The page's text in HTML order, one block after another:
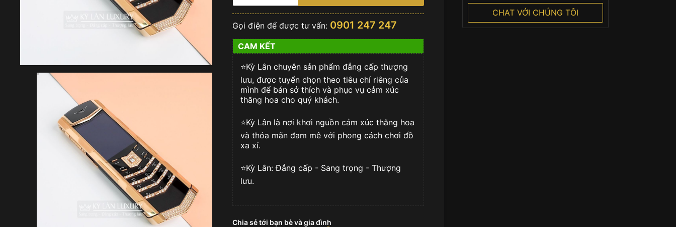
Ziczac
Mix
Diamond
số
Gọi điện để được tư vấn: 0901 247 247
CAM KẾT
⭐️Kỳ Lân chuyên sản phẩm đẳng cấp thượng
lưu, được tuyển chọn theo tiêu chí riêng của
mình để bán sở thích và phục vụ cảm xúc
thăng hoa cho quý khách.
⭐️Kỳ Lân là nơi khơi nguồn cảm xúc thăng hoa
và thỏa mãn đam mê với phong cách chơi đồ
xa xỉ.
⭐️Kỳ Lân: Đẳng cấp - Sang trọng - Thượng
lưu.
Chia sẻ tới bạn bè và gia đình
CHAT VỚI CHÚNG TÔI